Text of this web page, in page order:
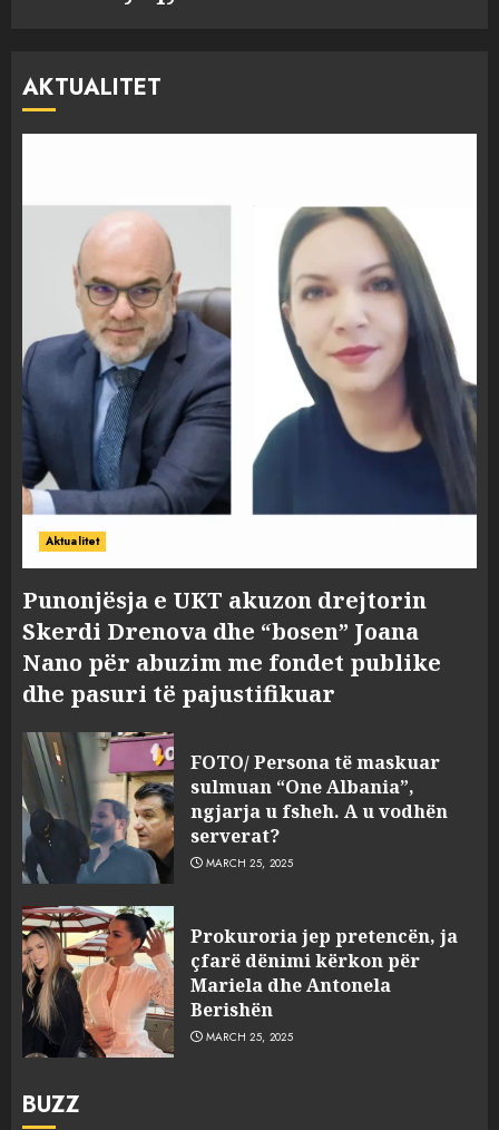
AKTUALITET
Aktualitet
Punonjësja e UKT akuzon drejtorin
Skerdi Drenova dhe “bosen” Joana
Nano për abuzim me fondet publike
dhe pasuri të pajustifikuar
FOTO/ Persona të maskuar
sulmuan “One Albania”,
ngjarja u fsheh. A u vodhën
serverat?
MARCH 25, 2025
Prokuroria jep pretencën, ja
çfarë dënimi kërkon për
Mariela dhe Antonela
Berishën
MARCH 25, 2025
BUZZ